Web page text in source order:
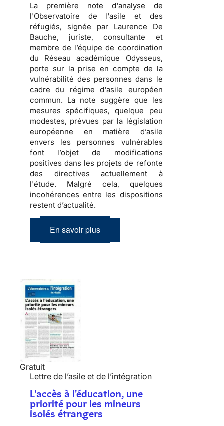
La première note d'analyse de
l'Observatoire de l'asile et des
réfugiés, signée par Laurence De
Bauche, juriste, consultante et
membre de l’équipe de coordination
du Réseau académique Odysseus,
porte sur la prise en compte de la
vulnérabilité des personnes dans le
cadre du régime d'asile européen
commun. La note suggère que les
mesures spécifiques, quelque peu
modestes, prévues par la législation
européenne en matière d’asile
envers les personnes vulnérables
font l’objet de modifications
positives dans les projets de refonte
des directives actuellement à
l'étude. Malgré cela, quelques
incohérences entre les dispositions
restent d’actualité.
En savoir plus
Gratuit
Lettre de l’asile et de l’intégration
L'accès à l'éducation, une
priorité pour les mineurs
isolés étrangers